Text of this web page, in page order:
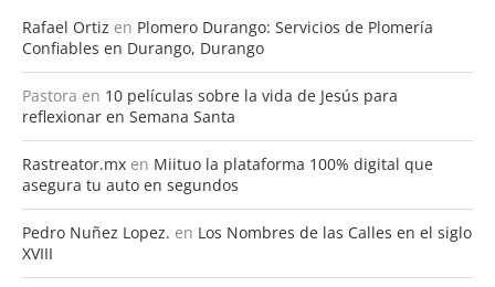
Rafael Ortiz en Plomero Durango: Servicios de Plomería
Confiables en Durango, Durango
Pastora en 10 películas sobre la vida de Jesús para
reflexionar en Semana Santa
Rastreator.mx en Miituo la plataforma 100% digital que
asegura tu auto en segundos
Pedro Nuñez Lopez. en Los Nombres de las Calles en el siglo
XVIII